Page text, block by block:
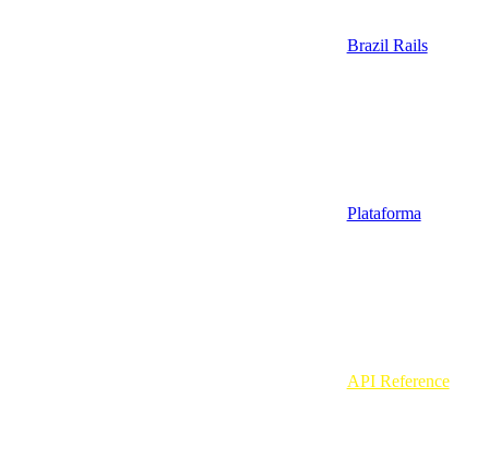
Brazil Rails
Plataforma
API Reference